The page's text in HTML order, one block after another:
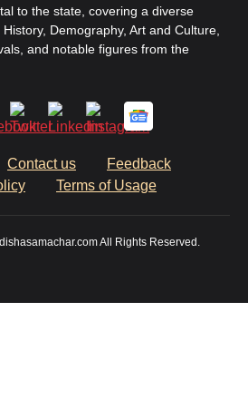
to the state, covering a diverse
Demography, Art and Culture,
and notable figures from the
Contact us
Feedback
Terms of Usage
All Rights Reserved.